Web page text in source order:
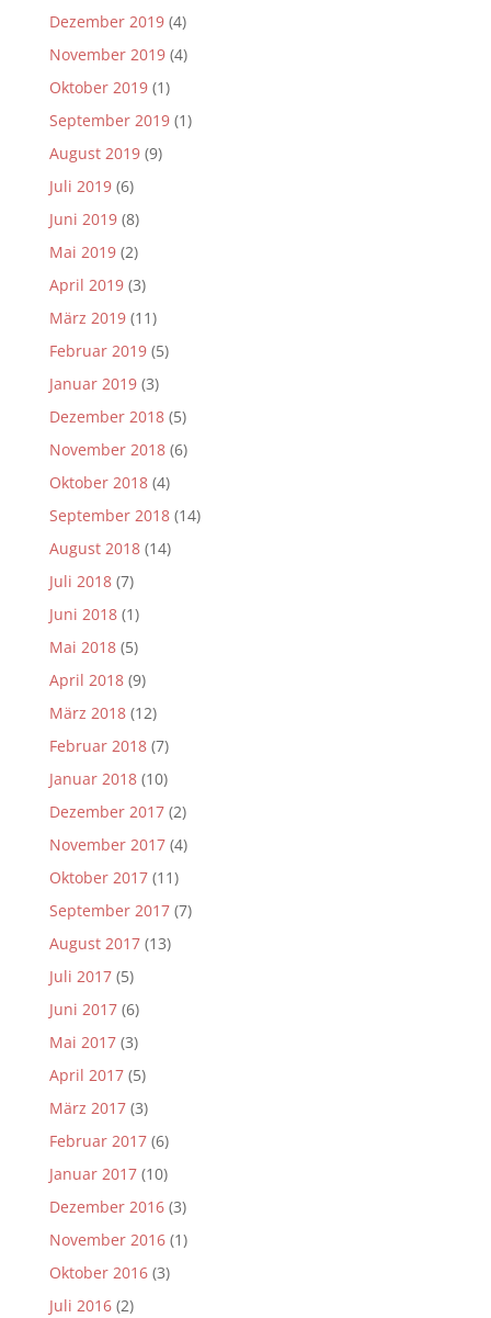
Dezember 2019(4)
November 2019(4)
Oktober 2019(1)
September 2019(1)
August 2019(9)
Juli 2019(6)
Juni 2019(8)
Mai 2019(2)
April 2019(3)
März 2019(11)
Februar 2019(5)
Januar 2019(3)
Dezember 2018(5)
November 2018(6)
Oktober 2018(4)
September 2018(14)
August 2018(14)
Juli 2018(7)
Juni 2018(1)
Mai 2018(5)
April 2018(9)
März 2018(12)
Februar 2018(7)
Januar 2018(10)
Dezember 2017(2)
November 2017(4)
Oktober 2017(11)
September 2017(7)
August 2017(13)
Juli 2017(5)
Juni 2017(6)
Mai 2017(3)
April 2017(5)
März 2017(3)
Februar 2017(6)
Januar 2017(10)
Dezember 2016(3)
November 2016(1)
Oktober 2016(3)
Juli 2016(2)